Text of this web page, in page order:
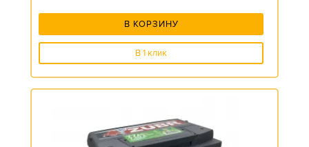
В КОРЗИНУ
В 1 клик